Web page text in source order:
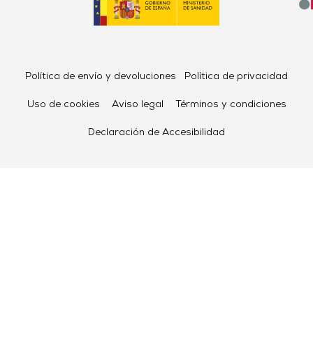
Política de envío y devoluciones Política de privacidad
Uso de cookies Aviso legal Términos y condiciones
Declaración de Accesibilidad